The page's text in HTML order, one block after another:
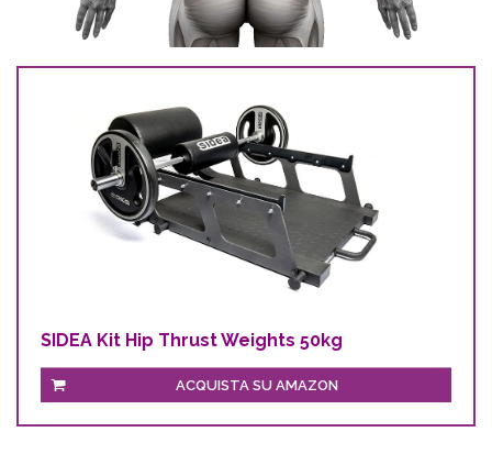
SIDEA Kit Hip Thrust Weights 50kg
ACQUISTA SU AMAZON